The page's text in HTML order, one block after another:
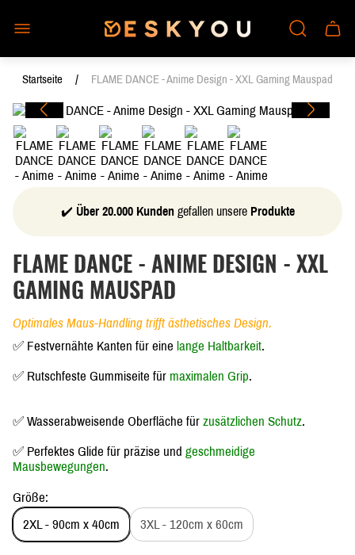
Laden-
Logo"
Startseite / FLAME DANCE - Anime Design - XXL Gaming Mauspad
✔️ Über 20.000 Kundengefallen unsere Produkte
FLAME DANCE - ANIME DESIGN - XXL
GAMING MAUSPAD
Optimales Maus-Handling trifft ästhetisches Design.
✅ Festvernähte Kanten für eine lange Haltbarkeit.
✅ Rutschfeste Gummiseite für maximalen Grip.
✅ Wasserabweisende Oberfläche für zusätzlichen Schutz.
✅ Perfektes Glide für präzise und geschmeidige
Mausbewegungen.
Größe:
2XL - 90cm x 40cm
3XL - 120cm x 60cm